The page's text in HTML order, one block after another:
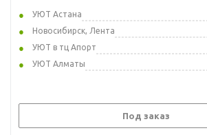
УЮТ Астана
Новосибирск, Лента
УЮТ в тц Апорт
УЮТ Алматы
Под заказ